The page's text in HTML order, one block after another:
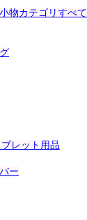
物カテゴリすべて
レット用品
ー